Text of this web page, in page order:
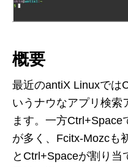
概要
最近のantiX Linuxでは
いうナウなアプリ検索
ます。一方Ctrl+Space
が多く、Fcitx-Mozcも
とCtrl+Spaceが割り当